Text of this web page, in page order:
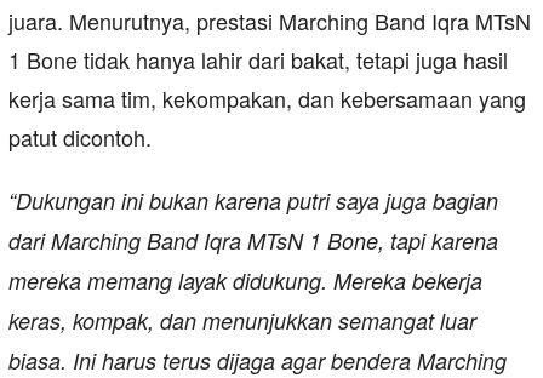
juara. Menurutnya, prestasi Marching Band Iqra MTsN
1 Bone tidak hanya lahir dari bakat, tetapi juga hasil
kerja sama tim, kekompakan, dan kebersamaan yang
patut dicontoh.
“Dukungan ini bukan karena putri saya juga bagian
dari Marching Band Iqra MTsN 1 Bone, tapi karena
mereka memang layak didukung. Mereka bekerja
keras, kompak, dan menunjukkan semangat luar
biasa. Ini harus terus dijaga agar bendera Marching